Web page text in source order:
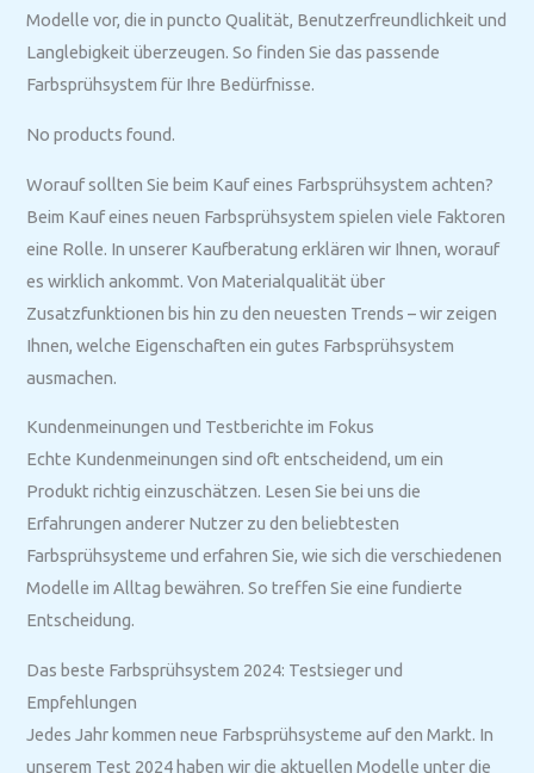
Modelle vor, die in puncto Qualität, Benutzerfreundlichkeit und
Langlebigkeit überzeugen. So finden Sie das passende
Farbsprühsystem für Ihre Bedürfnisse.
No products found.
Worauf sollten Sie beim Kauf eines Farbsprühsystem achten?
Beim Kauf eines neuen Farbsprühsystem spielen viele Faktoren
eine Rolle. In unserer Kaufberatung erklären wir Ihnen, worauf
es wirklich ankommt. Von Materialqualität über
Zusatzfunktionen bis hin zu den neuesten Trends – wir zeigen
Ihnen, welche Eigenschaften ein gutes Farbsprühsystem
ausmachen.
Kundenmeinungen und Testberichte im Fokus
Echte Kundenmeinungen sind oft entscheidend, um ein
Produkt richtig einzuschätzen. Lesen Sie bei uns die
Erfahrungen anderer Nutzer zu den beliebtesten
Farbsprühsysteme und erfahren Sie, wie sich die verschiedenen
Modelle im Alltag bewähren. So treffen Sie eine fundierte
Entscheidung.
Das beste Farbsprühsystem 2024: Testsieger und
Empfehlungen
Jedes Jahr kommen neue Farbsprühsysteme auf den Markt. In
unserem Test 2024 haben wir die aktuellen Modelle unter die